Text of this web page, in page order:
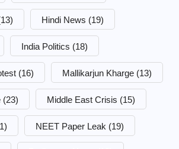
Hindi News (19)
India Politics (18)
(16) Mallikarjun Kharge (13)
(23) Middle East Crisis (15)
NEET Paper Leak (19)